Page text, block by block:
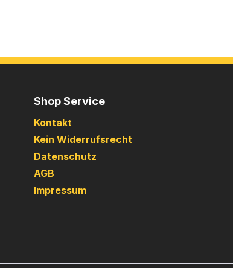
Shop Service
Kontakt
Kein Widerrufsrecht
Datenschutz
AGB
Impressum